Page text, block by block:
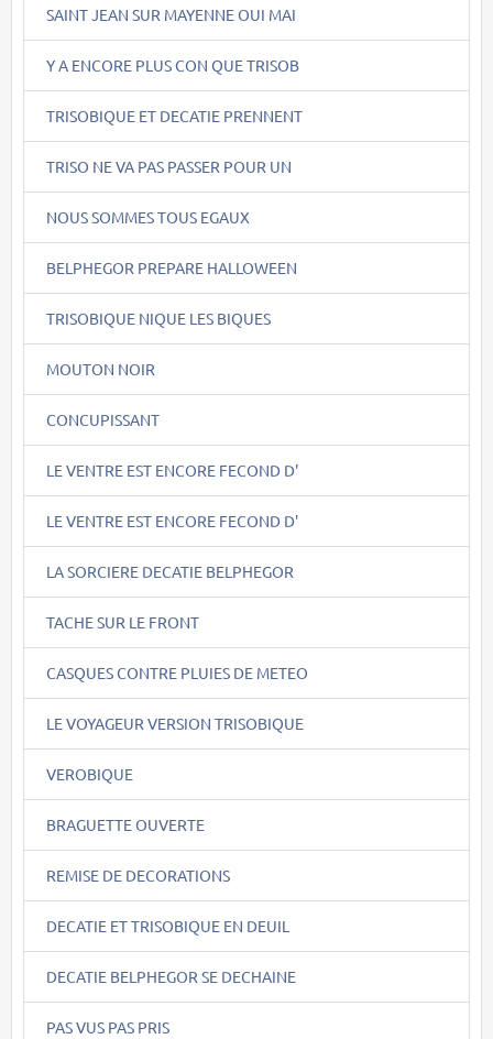
SAINT JEAN SUR MAYENNE OUI MAI
Y A ENCORE PLUS CON QUE TRISOB
TRISOBIQUE ET DECATIE PRENNENT
TRISO NE VA PAS PASSER POUR UN
NOUS SOMMES TOUS EGAUX
BELPHEGOR PREPARE HALLOWEEN
TRISOBIQUE NIQUE LES BIQUES
MOUTON NOIR
CONCUPISSANT
LE VENTRE EST ENCORE FECOND D'
LE VENTRE EST ENCORE FECOND D'
LA SORCIERE DECATIE BELPHEGOR
TACHE SUR LE FRONT
CASQUES CONTRE PLUIES DE METEO
LE VOYAGEUR VERSION TRISOBIQUE
VEROBIQUE
BRAGUETTE OUVERTE
REMISE DE DECORATIONS
DECATIE ET TRISOBIQUE EN DEUIL
DECATIE BELPHEGOR SE DECHAINE
PAS VUS PAS PRIS